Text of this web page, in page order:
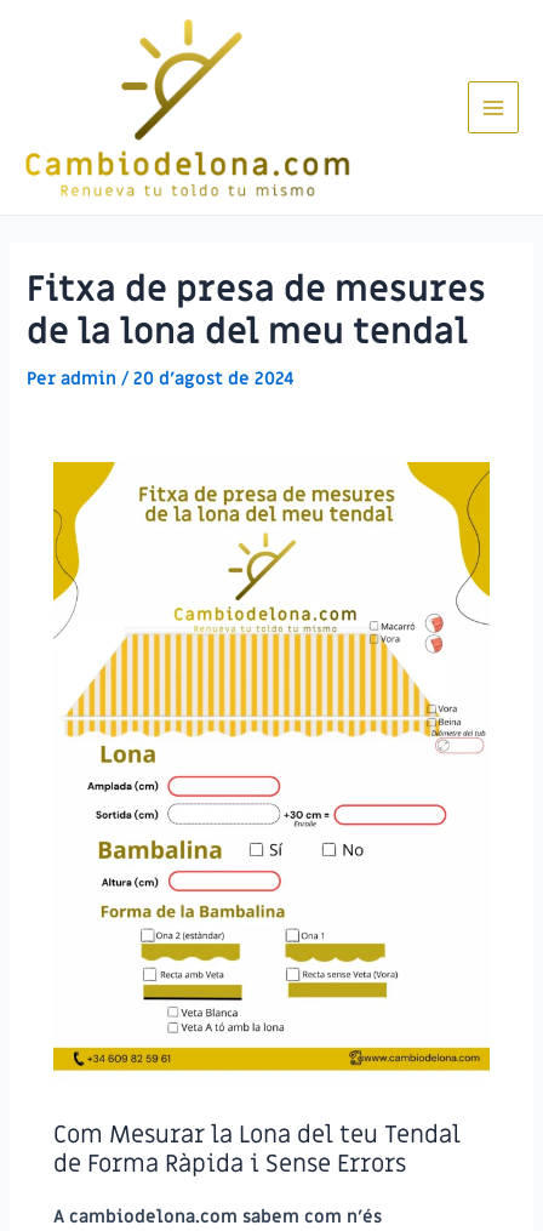
Main
Fitxa de presa de mesures
de la lona del meu tendal
Per admin/20 d'agost de 2024
Com Mesurar la Lona del teu Tendal
de Forma Ràpida i Sense Errors
Acambiodelona.com sabem com n’és